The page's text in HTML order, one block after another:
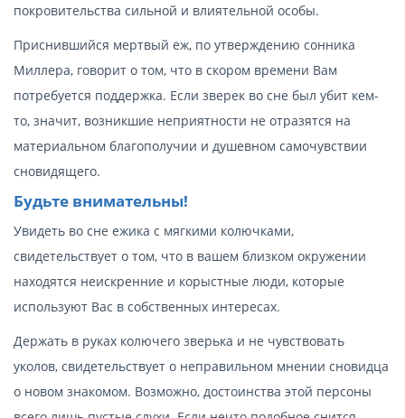
покровительства сильной и влиятельной особы.
Приснившийся мертвый еж, по утверждению сонника
Миллера, говорит о том, что в скором времени Вам
потребуется поддержка. Если зверек во сне был убит кем-
то, значит, возникшие неприятности не отразятся на
материальном благополучии и душевном самочувствии
сновидящего.
Будьте внимательны!
Увидеть во сне ежика с мягкими колючками,
свидетельствует о том, что в вашем близком окружении
находятся неискренние и корыстные люди, которые
используют Вас в собственных интересах.
Держать в руках колючего зверька и не чувствовать
уколов, свидетельствует о неправильном мнении сновидца
о новом знакомом. Возможно, достоинства этой персоны